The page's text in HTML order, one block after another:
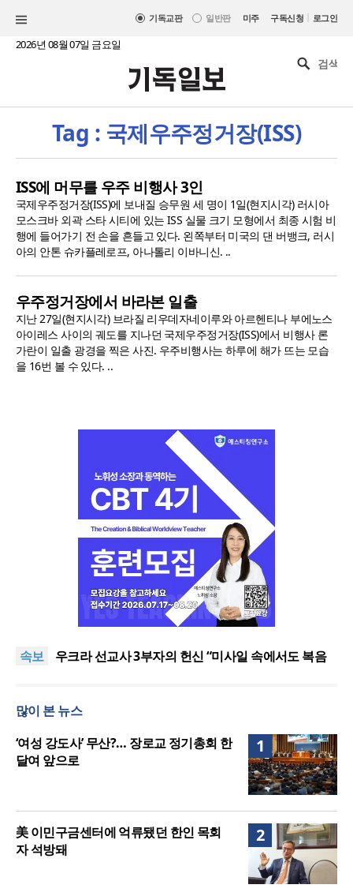
기독교판 일반판 미주 구독신청 | 로그인
2026년 08월 07일 금요일
Tag : 국제우주정거장(ISS)
ISS에 머무를 우주 비행사 3인
국제우주정거장(ISS)에 보내질 승무원 세 명이 1일(현지시각) 러시아
모스크바 외곽 스타 시티에 있는 ISS 실물 크기 모형에서 최종 시험 비
행에 들어가기 전 손을 흔들고 있다. 왼쪽부터 미국의 댄 버뱅크, 러시
아의 안톤 슈카플레로프, 아나톨리 이바니신. ..
우주정거장에서 바라본 일출
지난 27일(현지시각) 브라질 리우데자네이루와 아르헨티나 부에노스
아이레스 사이의 궤도를 지나던 국제우주정거장(ISS)에서 비행사 론
가란이 일출 광경을 찍은 사진. 우주비행사는 하루에 해가 뜨는 모습
을 16번 볼 수 있다. ..
속보
[최원호 목사의 영혼의 양식 63] 말씀은 같은데 왜 열
우크라 선교사 3부자의 헌신 “미사일 속에서도 복음
강력 반발
[최원호 목사의 영혼의 양식 63] 말씀은 같은데 왜 열
美 이민구금센터에 억류됐던 한인 목회자 석방돼
많이 본 뉴스
1
‘여성 강도사’ 무산?… 장로교 정기총회 한
달여 앞으로
2
美 이민구금센터에 억류됐던 한인 목회
자 석방돼